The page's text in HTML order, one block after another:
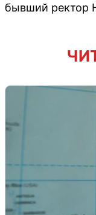
бывший ректор